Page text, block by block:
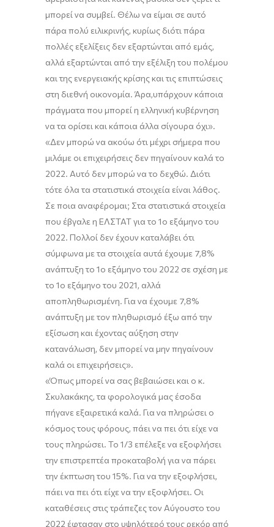
μπορεί να συμβεί. Θέλω να είμαι σε αυτό
πάρα πολύ ειλικρινής, κυρίως διότι πάρα
πολλές εξελίξεις δεν εξαρτώνται από εμάς,
αλλά εξαρτώνται από την εξέλιξη του πολέμου
και της ενεργειακής κρίσης και τις επιπτώσεις
στη διεθνή οικονομία. Άρα,υπάρχουν κάποια
πράγματα που μπορεί η ελληνική κυβέρνηση
να τα ορίσει και κάποια άλλα σίγουρα όχι».
«Δεν μπορώ να ακούω ότι μέχρι σήμερα που
μιλάμε οι επιχειρήσεις δεν πηγαίνουν καλά το
2022. Αυτό δεν μπορώ να το δεχθώ. Διότι
τότε όλα τα στατιστικά στοιχεία είναι λάθος.
Σε ποια αναφέρομαι; Στα στατιστικά στοιχεία
που έβγαλε η ΕΛΣΤΑΤ για το 1ο εξάμηνο του
2022. Πολλοί δεν έχουν καταλάβει ότι
σύμφωνα με τα στοιχεία αυτά έχουμε 7,8%
ανάπτυξη το 1ο εξάμηνο του 2022 σε σχέση με
το 1ο εξάμηνο του 2021, αλλά
αποπληθωρισμένη. Για να έχουμε 7,8%
ανάπτυξη με τον πληθωρισμό έξω από την
εξίσωση και έχοντας αύξηση στην
κατανάλωση, δεν μπορεί να μην πηγαίνουν
καλά οι επιχειρήσεις».
«Όπως μπορεί να σας βεβαιώσει και ο κ.
Σκυλακάκης, τα φορολογικά μας έσοδα
πήγανε εξαιρετικά καλά. Για να πληρώσει ο
κόσμος τους φόρους, πάει να πει ότι είχε να
τουςπληρώσει. Το 1/3 επέλεξε να εξοφλήσει
την επιστρεπτέα προκαταβολή για να πάρει
την έκπτωση του 15%. Για να την εξοφλήσει,
πάει να πει ότι είχε να την εξοφλήσει. Οι
καταθέσεις στις τράπεζες τον Αύγουστο του
2022 έφτασαν στο υψηλότερό τους ρεκόρ από